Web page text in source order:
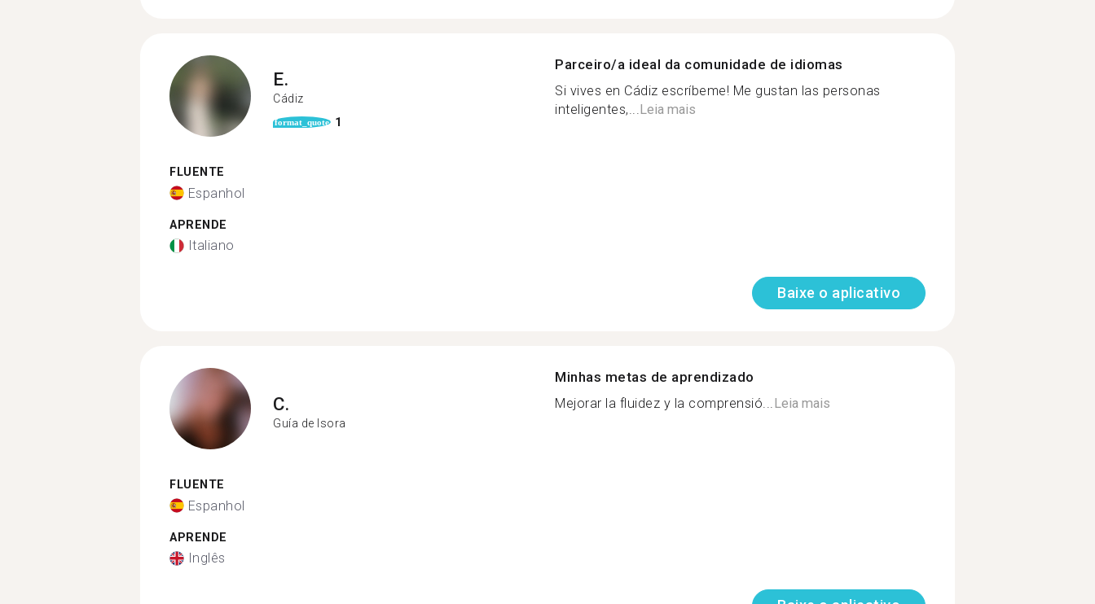
E.
Cádiz
format_quote 1
FLUENTE
Espanhol
APRENDE
Italiano
Parceiro/a ideal da comunidade de idiomas
Si vives en Cádiz escríbeme! Me gustan las personas
inteligentes,...Leia mais
Baixe o aplicativo
C.
Guía de Isora
FLUENTE
Espanhol
APRENDE
Inglês
Minhas metas de aprendizado
Mejorar la fluidez y la comprensió...Leia mais